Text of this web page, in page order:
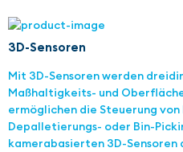
3D-Sensoren
Mit 3D-Sensoren werden
Maßhaltigkeits- und
ermöglichen die Steuerung von
Depalletierungs- oder Bin-
kamerabasierten 3D-